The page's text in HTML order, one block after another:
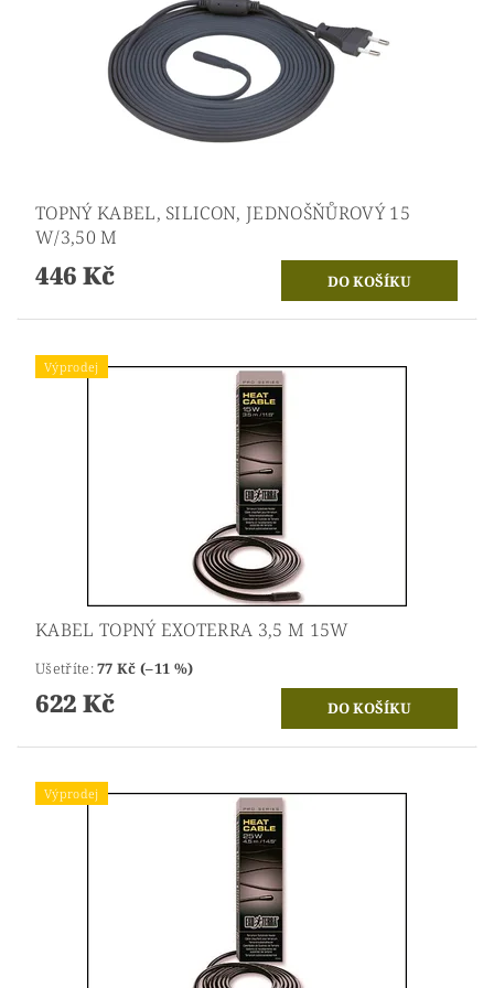
TOPNÝ KABEL, SILICON, JEDNOŠŇŮROVÝ 15
W/3,50 M
446 Kč
Výprodej
KABEL TOPNÝ EXOTERRA 3,5 M 15W
Ušetříte:77 Kč (–11 %)
622 Kč
Výprodej